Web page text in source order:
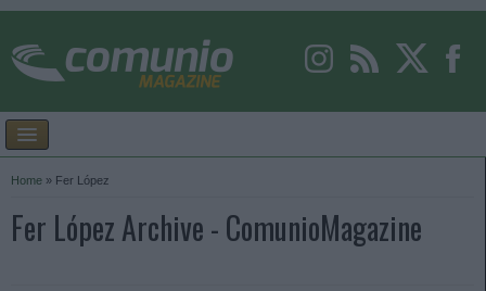
Home » Fer López
Fer López Archive - ComunioMagazine